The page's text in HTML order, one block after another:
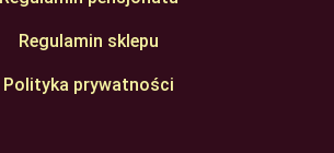
Regulamin sklepu
Polityka prywatności